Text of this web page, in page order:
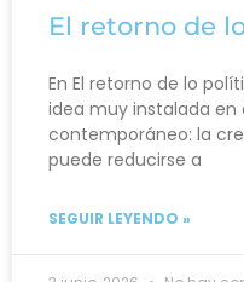
El retorno de
En El retorno de lo
idea muy instalada en
contemporáneo: la
puede reducirse a
SEGUIR LEYENDO »